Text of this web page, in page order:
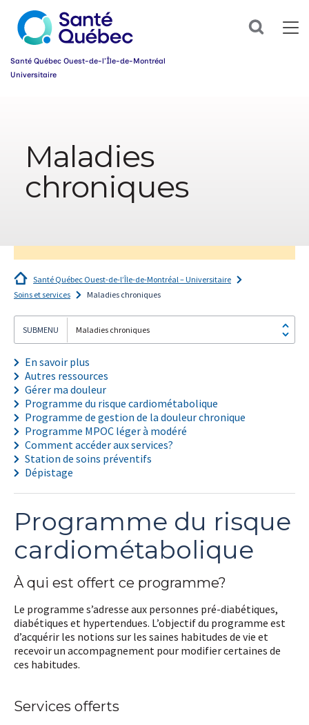
Search
Santé Québec Ouest-de-l’Île-de-Montréal
Universitaire
webMaladies
chroniques
Santé Québec Ouest-de-l’Île-de-Montréal – Universitaire
Soins et services
Maladies chroniques
Maladies chroniques
En savoir plus
Autres ressources
Gérer ma douleur
Programme du risque cardiométabolique
Programme de gestion de la douleur chronique
Programme MPOC léger à modéré
Comment accéder aux services?
Station de soins préventifs
Dépistage
Programme du risque
cardiométabolique
À qui est offert ce programme?
Le programme s’adresse aux personnes pré-diabétiques,
diabétiques et hypertendues. L’objectif du programme est
d’acquérir les notions sur les saines habitudes de vie et
recevoir un accompagnement pour modifier certaines de
ces habitudes.
Services offerts